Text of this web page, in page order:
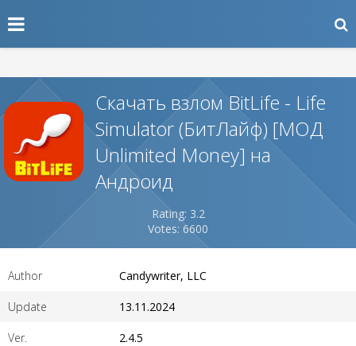
Скачать взлом BitLife - Life
Simulator (БитЛайф) [МОД
Unlimited Money] на
Андроид
Rating: 3.2
Votes: 6600
Author Candywriter, LLC
Update 13.11.2024
Ver. 2.4.5